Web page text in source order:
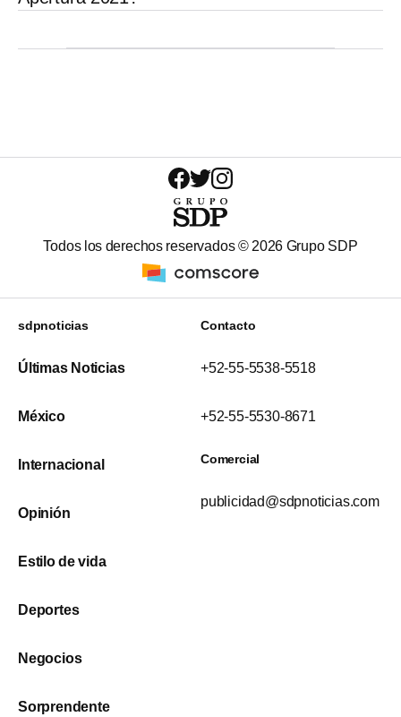
Todos los derechos reservados © 2026 Grupo SDP
sdpnoticias
Últimas Noticias
México
Internacional
Opinión
Estilo de vida
Deportes
Negocios
Sorprendente
Contacto
+52-55-5538-5518
+52-55-5530-8671
Comercial
publicidad@sdpnoticias.com